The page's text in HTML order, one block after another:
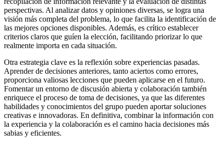
perspectivas. Al analizar datos y opiniones diversas, se logra una
visión más completa del problema, lo que facilita la identificación de
las mejores opciones disponibles. Además, es crítico establecer
criterios claros que guíen la elección, facilitando priorizar lo que
realmente importa en cada situación.
Otra estrategia clave es la reflexión sobre experiencias pasadas.
Aprender de decisiones anteriores, tanto aciertos como errores,
proporciona valiosas lecciones que pueden aplicarse en el futuro.
Fomentar un entorno de discusión abierta y colaboración también
enriquece el proceso de toma de decisiones, ya que las diferentes
habilidades y conocimientos del grupo pueden aportar soluciones
creativas e innovadoras. En definitiva, combinar la información con
la experiencia y la colaboración es el camino hacia decisiones más
sabias y eficientes.